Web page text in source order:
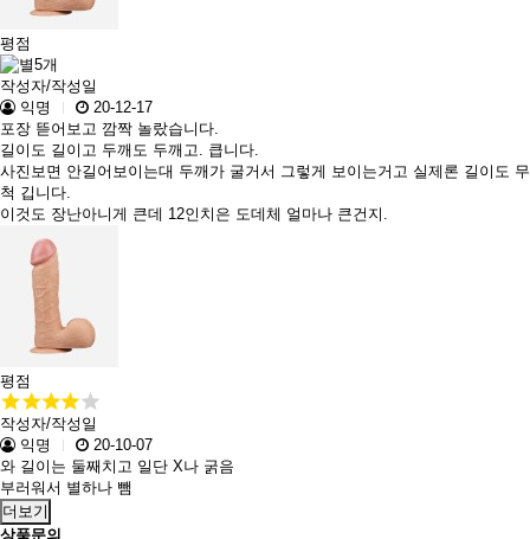
평점
작성자/작성일
익명
20-12-17
포장 뜯어보고 깜짝 놀랐습니다.
길이도 길이고 두깨도 두깨고. 큽니다.
사진보면 안길어보이는대 두깨가 굴거서 그렇게 보이는거고 실제론 길이도 무
척 깁니다.
이것도 장난아니게 큰데 12인치은 도데체 얼마나 큰건지.
평점
작성자/작성일
익명
20-10-07
와 길이는 둘째치고 일단 X나 굵음
부러워서 별하나 뺌
더보기
상품문의